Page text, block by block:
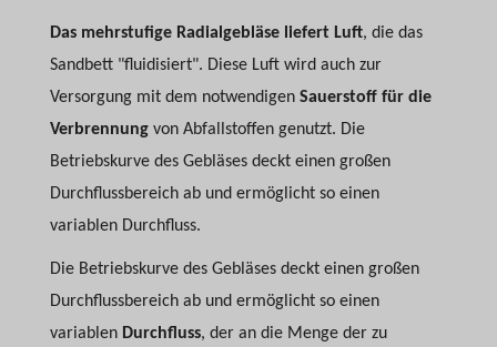
Das mehrstufige Radialgebläse liefert Luft, die das
Sandbett "fluidisiert". Diese Luft wird auch zur
Versorgung mit dem notwendigen Sauerstoff für die
Verbrennung von Abfallstoffen genutzt. Die
Betriebskurve des Gebläses deckt einen großen
Durchflussbereich ab und ermöglicht so einen
variablen Durchfluss.
Die Betriebskurve des Gebläses deckt einen großen
Durchflussbereich ab und ermöglicht so einen
variablen Durchfluss, der an die Menge der zu